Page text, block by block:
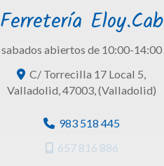
Ferretería Eloy.Cab
sabados abiertos de 10:00-14:00
C/ Torrecilla 17 Local 5,
Valladolid,47003,(Valladolid)
983 518 445
657 816 886